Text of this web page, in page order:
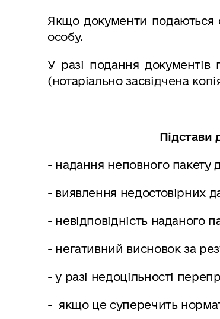
Якщо документи подаються
особу.
У разі подання документів
(нотаріально засвідчена
Підстави
- надання неповного пакету
- виявлення недостовірних
- невідповідність наданого
- негативний висновок за
- у разі недоцільності
- якщо це суперечить